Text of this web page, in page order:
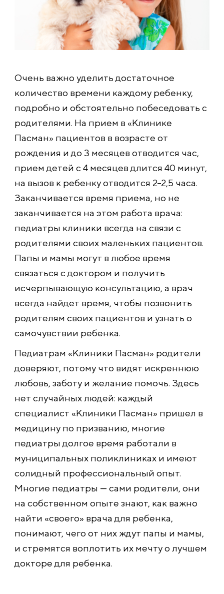
Очень важно уделить достаточное
количество времени каждому ребенку,
подробно и обстоятельно побеседовать с
родителями. На прием в «Клинике
Пасман» пациентов в возрасте от
рождения и до 3 месяцев отводится час,
прием детей с 4 месяцев длится 40 минут,
на вызов к ребенку отводится 2–2,5 часа.
Заканчивается время приема, но не
заканчивается на этом работа врача:
педиатры клиники всегда на связи с
родителями своих маленьких пациентов.
Папы и мамы могут в любое время
связаться с доктором и получить
исчерпывающую консультацию, а врач
всегда найдет время, чтобы позвонить
родителям своих пациентов и узнать о
самочувствии ребенка.
Педиатрам «Клиники Пасман» родители
доверяют, потому что видят искреннюю
любовь, заботу и желание помочь. Здесь
нет случайных людей: каждый
специалист «Клиники Пасман» пришел в
медицину по призванию, многие
педиатры долгое время работали в
муниципальных поликлиниках и имеют
солидный профессиональный опыт.
Многие педиатры — сами родители, они
на собственном опыте знают, как важно
найти «своего» врача для ребенка,
понимают, чего от них ждут папы и мамы,
и стремятся воплотить их мечту о лучшем
докторе для ребенка.